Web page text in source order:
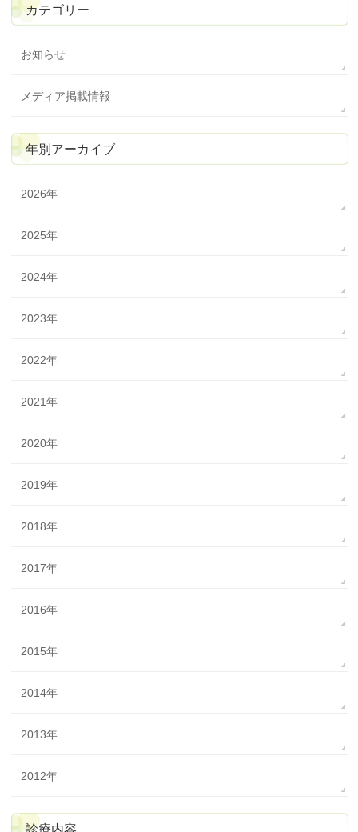
カテゴリー
お知らせ
メディア掲載情報
年別アーカイブ
2026年
2025年
2024年
2023年
2022年
2021年
2020年
2019年
2018年
2017年
2016年
2015年
2014年
2013年
2012年